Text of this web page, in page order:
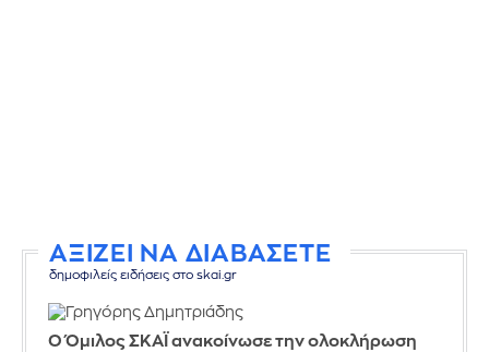
ΑΞΙΖΕΙ ΝΑ ΔΙΑΒΑΣΕΤΕ
δημοφιλείς ειδήσεις στο skai.gr
Ο Όμιλος ΣΚΑΪ ανακοίνωσε την ολοκλήρωση